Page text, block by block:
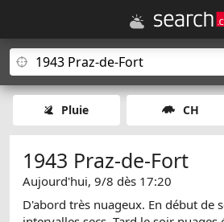
Pluie CH
1943 Praz-de-Fort
Aujourd'hui, 9/8 dès 17:20
D'abord très nuageux. En début de